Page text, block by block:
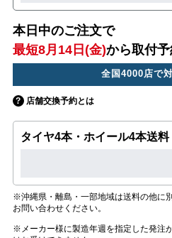
本日中のご注文で
最短8月14日(金)から取付
全国4000店で
店舗交換予約とは
タイヤ4本・ホイール4本送料
※沖縄県・離島・一部地域は送料の他に
お問い合わせください。
※メーカー様に製造年週を指定した発注